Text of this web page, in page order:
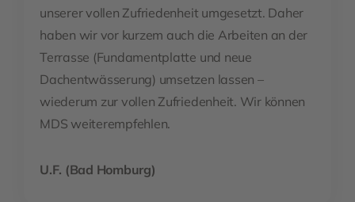
unserer vollen Zufriedenheit umgesetzt. Daher
haben wir vor kurzem auch die Arbeiten an der
Terrasse (Fundamentplatte und neue
Dachentwässerung) umsetzen lassen –
wiederum zur vollen Zufriedenheit. Wir können
MDS weiterempfehlen.
U.F. (Bad Homburg)